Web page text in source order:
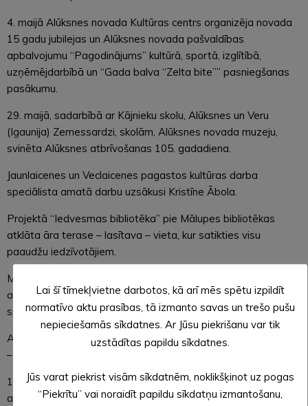
4. maijā Alūksnes novada Kultūras centrs organizēja novada
15 gadu jubilejas un Alūksnes novada pašvaldības
apbalvojumu “Pagodinājums” kultūrā, sportā, izglītībā,
uzņēmējdarbībā un “Gada balva “Zelta bite”” pasniegšanas
pasākumu.
29. maijā, sadarbībā ar Kājnieku skolu, Alūksnes un Veru
(Igaunija) Zemessardzi, skolām, Alūksnes novada muzeju,
svinēta Alūksnes atbrīvošanas 105. gadadiena.
Jaunlaicenes un Veclaicenes pagastos kultūras darba
speciālista amatā darbu uzsākusi Kristīne Ābola.
Projektā “Iedvesmas bibliotēka” pie Mālupes bibliotēkas
atklāta āra terase – lasītava – vieta, kur satikties visu
paaudžu iedzīvotājiem.
Maijā bibliotēkās – Valsts un pašvaldības vienotajos klientu
apkalpošanas centros notika Lauku atbalsta dienesta
speciālistu konsultācijas par platību maksājumiem.
Alūksnes novada muzejā atklāta izstāde “Alūksnes biatlonam
– 50”.
18. maijā organizētas Muzeju nakts aktivitātes. Kopējais
apmeklētāju skaits Alūksnes muzejā – 1612, Viktora Ķirpa
Lai šī tīmekļvietne darbotos, kā arī mēs spētu izpildīt
normatīvo aktu prasības, tā izmanto savas un trešo pušu
nepieciešamās sīkdatnes. Ar Jūsu piekrišanu var tik
uzstādītas papildu sīkdatnes.
Jūs varat piekrist visām sīkdatnēm, noklikšķinot uz pogas
“Piekrītu” vai noraidīt papildu sīkdatņu izmantošanu,